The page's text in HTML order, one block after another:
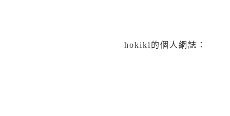
hokikl的個人網誌：